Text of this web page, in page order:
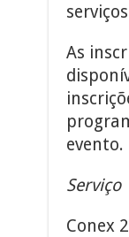
As
evento.
Serviço
Conex